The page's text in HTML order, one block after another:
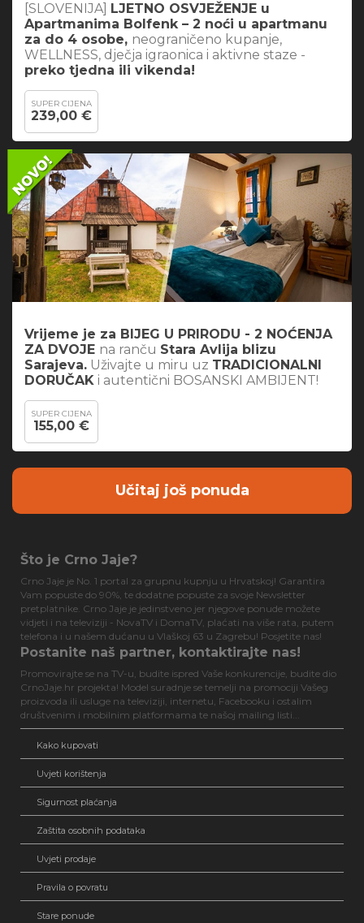
[SLOVENIJA] LJETNO OSVJEŽENJE u
Apartmanima Bolfenk – 2 noći u apartmanu
za do 4 osobe, neograničeno kupanje,
WELLNESS, dječja igraonica i aktivne staze -
preko tjedna ili vikenda!
SUPER CIJENA
239,00 €
Vrijeme je za BIJEG U PRIRODU - 2 NOĆENJA
ZA DVOJE na ranču Stara Avlija blizu
Sarajeva. Uživajte u miru uz TRADICIONALNI
DORUČAK i autentični BOSANSKI AMBIJENT!
SUPER CIJENA
155,00 €
Učitaj još ponuda
Što je Crno Jaje?
Crno Jaje je No. 1 portal za grupnu kupnju u Hrvatskoj! Garantira
Vam popuste do 90%, te dodatne popuste za svoje Newsletter
pretplatnike. Crno Jaje je jedinstveno jer njegove ponude možete
vidjeti i na televiziji - NovaTV i DomaTV, plaćati na više rata, putem
telefona i u našem dućanu u Vlaškoj 63 u Zagrebu! Posjetite nas!
Postanite naš partner, kontaktirajte nas!
Promovirajte se na TV-u, budite ispred Vaše konkurencije, budite dio
CrnoJaje.hr projekta! Model suradnje se temelji na promociji Vašeg
proizvoda ili usluge na televiziji, internetu, Facebooku i ostalim
društvenim i mobilnim platformama te našoj mailing listi...
Kako kupovati
Uvjeti korištenja
Sigurnost plaćanja
Zaštita osobnih podataka
Uvjeti prodaje
Pravila o povratu
Stare ponude